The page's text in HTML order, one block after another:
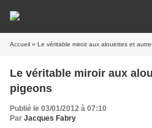
Accueil » Le véritable miroir aux alouettes et
Le véritable miroir aux
pigeons
Publié le 03/01/2012 à 07:10
Par Jacques Fabry